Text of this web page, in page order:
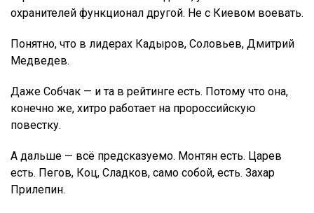
охранителей функционал другой. Не с Киевом воевать.
Понятно, что в лидерах Кадыров, Соловьев, Дмитрий
Медведев.
Даже Собчак — и та в рейтинге есть. Потому что она,
конечно же, хитро работает на пророссийскую
повестку.
А дальше — всё предсказуемо. Монтян есть. Царев
есть. Пегов, Коц, Сладков, само собой, есть. Захар
Прилепин.